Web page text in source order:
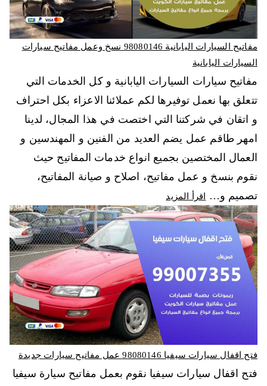
مفاتيح السيارات اليابانية 98080146‬ نسخ وعمل مفاتيح سيارات
السيارات اليابانية
مفاتيح سيارات السيارات اليابانية و كل الخدمات التي
تتعلق بها نعمل توفيرها لكم عملائنا الاعزاء بكل احتراف
و اتقان في شركتنا التي اختصت في هذا المجال، لدينا
امهر طاقم عمل يضم العديد من الفنين و المهندسين و
العمال المختصين بجميع انواع خدمات المفاتيح حيث
نقوم بنسخ و عمل مفاتيح، اصلاح و صيانة المفاتيح،
تصميم و…
اقرأ المزيد
فتح اقفال سيارات سيفيا 98080146‬ عمل مفاتيح سيارات جديدة
فتح اقفال سيارات سيفيا نقوم بعمل مفاتيح سيارة سيفيا